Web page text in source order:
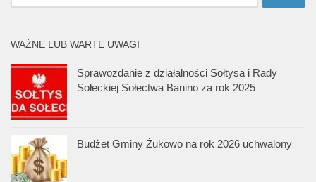
WAŻNE LUB WARTE UWAGI
Sprawozdanie z działalności Sołtysa i Rady
Sołeckiej Sołectwa Banino za rok 2025
Budżet Gminy Żukowo na rok 2026 uchwalony